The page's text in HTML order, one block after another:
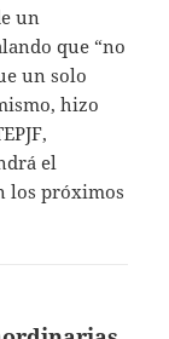
un
que “no
un solo
hizo
el
los próximos